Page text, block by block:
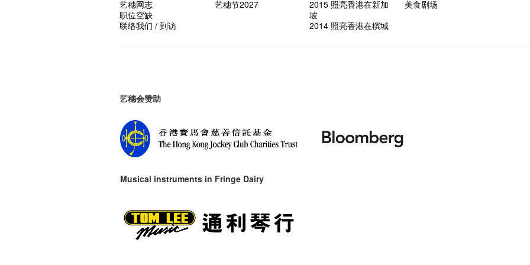
艺穗网志
职位空缺
联络我们 / 到访
艺穗节2027
2015 照亮香港在新加
坡
2014 照亮香港在槟城
美食剧场
艺穗会赞助
Musical instruments in Fringe Dairy